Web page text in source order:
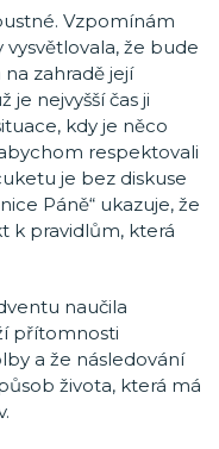
Vzpomínám
že bude
zahradě její
je nejvyšší čas ji
kdy je něco
respektovali
je bez diskuse
Páně“ ukazuje, že
k pravidlům, která
naučila
přítomnosti
a že následování
života, která má